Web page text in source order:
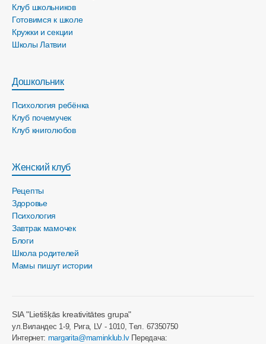
Клуб школьников
Готовимся к школе
Кружки и секции
Школы Латвии
Дошкольник
Психология ребёнка
Клуб почемучек
Клуб книголюбов
Женский клуб
Рецепты
Здоровье
Психология
Завтрак мамочек
Блоги
Школа родителей
Мамы пишут истории
SIA "Lietišķās kreativitātes grupa"
ул.Виландес 1-9, Рига, LV - 1010, Tел. 67350750
Интернет: margarita@maminklub.lvПередача: